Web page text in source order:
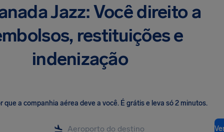
Jazz: Você direito a
restituições e
indenização
que a companhia aérea deve a você. É grátis e leva só 2 minutos.